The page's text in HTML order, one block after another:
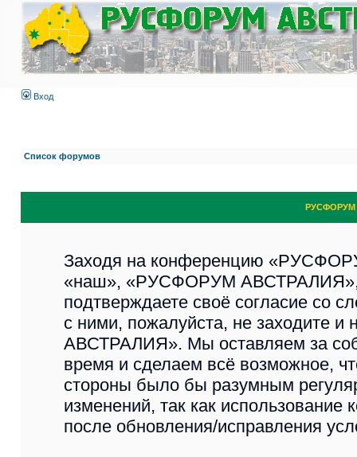
Вход
Список форумов
РУСФОРУМ
Заходя на конференцию
«наш», «РУСФОРУМ АВСТРАЛИЯ»,
подтверждаете своё согласие со
с ними, пожалуйста, не заходите
АВСТРАЛИЯ». Мы оставляем за
время и сделаем всё возможное,
стороны было бы разумным
изменений, так как
после обновления/исправления